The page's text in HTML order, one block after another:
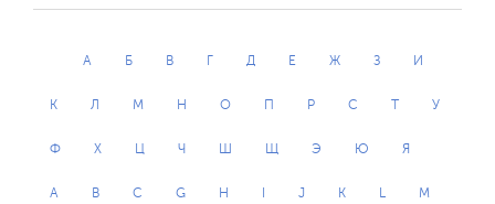
А Б В Г Д Е Ж З И
К Л М Н О П Р С Т У
Ф Х Ц Ч Ш Щ Э Ю Я
A B C G H J K L M